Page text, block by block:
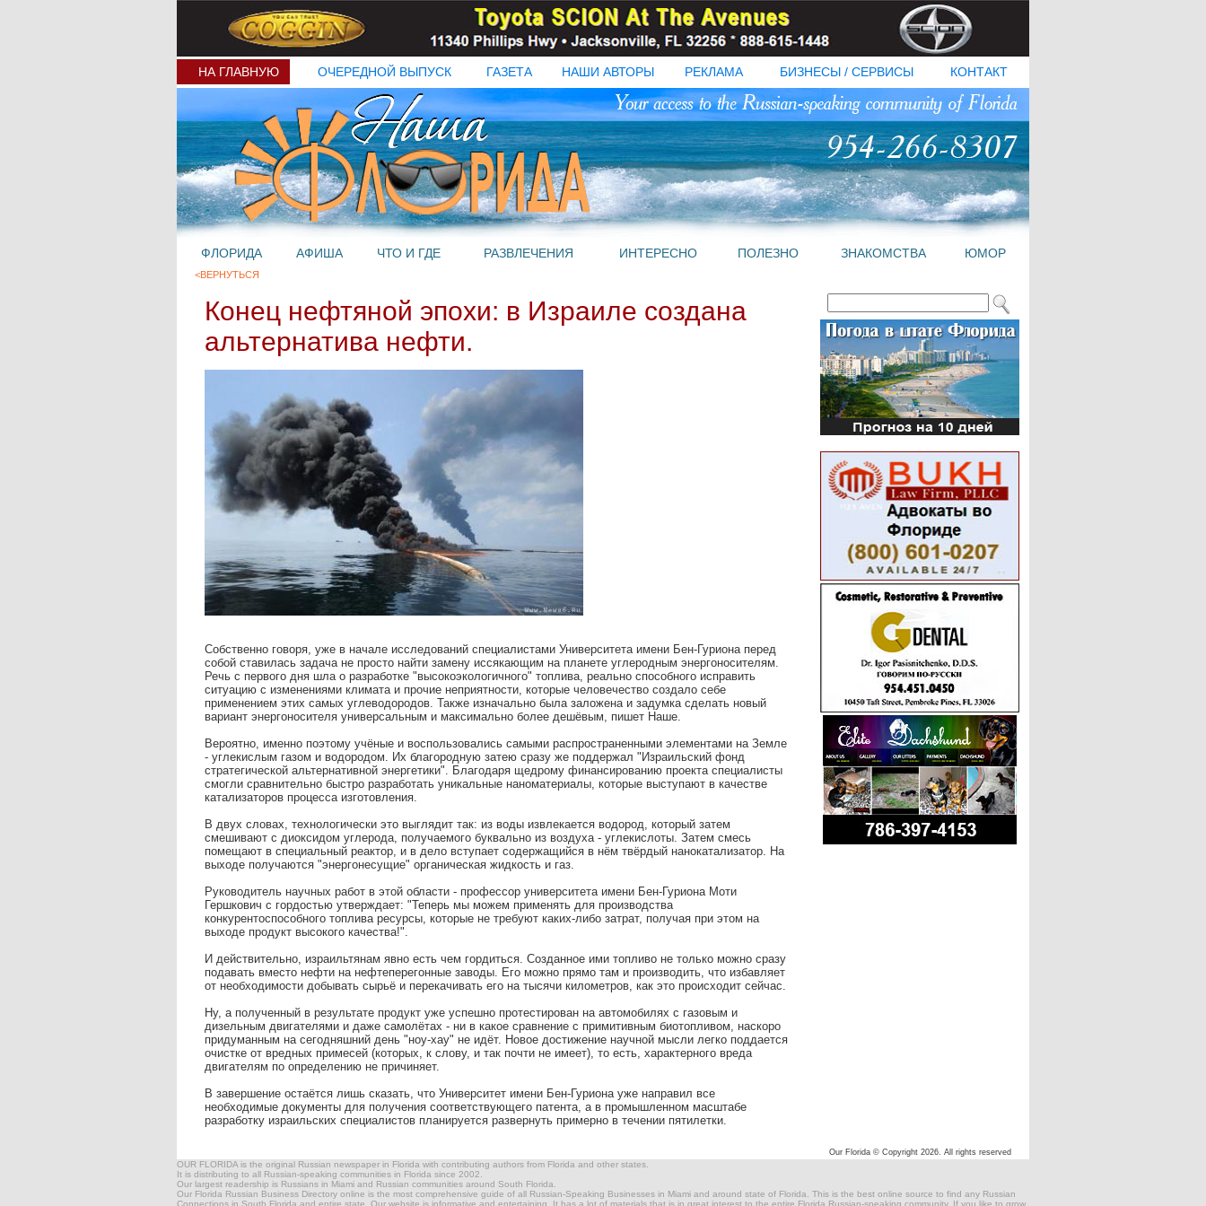
НА ГЛАВНУЮ ОЧЕРЕДНОЙ ВЫПУСК ГАЗЕТА НАШИ АВТОРЫ РЕКЛАМА БИЗНЕСЫ / СЕРВИСЫ КОНТАКТ
ФЛОРИДА АФИША ЧТО И ГДЕ РАЗВЛЕЧЕНИЯ ИНТЕРЕСНО ПОЛЕЗНО ЗНАКОМСТВА ЮМОР
<ВЕРНУТЬСЯ
Конец нефтяной эпохи: в Израиле создана
альтернатива нефти.
Собственно говоря, уже в начале исследований специалистами Университета имени Бен-Гуриона перед
собой ставилась задача не просто найти замену иссякающим на планете углеродным энергоносителям.
Речь с первого дня шла о разработке "высокоэкологичного" топлива, реально способного исправить
ситуацию с изменениями климата и прочие неприятности, которые человечество создало себе
применением этих самых углеводородов. Также изначально была заложена и задумка сделать новый
вариант энергоносителя универсальным и максимально более дешёвым, пишет Наше.
Вероятно, именно поэтому учёные и воспользовались самыми распространенными элементами на Земле
- углекислым газом и водородом. Их благородную затею сразу же поддержал "Израильский фонд
стратегической альтернативной энергетики". Благодаря щедрому финансированию проекта специалисты
смогли сравнительно быстро разработать уникальные наноматериалы, которые выступают в качестве
катализаторов процесса изготовления.
В двух словах, технологически это выглядит так: из воды извлекается водород, который затем
смешивают с диоксидом углерода, получаемого буквально из воздуха - углекислоты. Затем смесь
помещают в специальный реактор, и в дело вступает содержащийся в нём твёрдый нанокатализатор. На
выходе получаются "энергонесущие" органическая жидкость и газ.
Руководитель научных работ в этой области - профессор университета имени Бен-Гуриона Моти
Гершкович с гордостью утверждает: "Теперь мы можем применять для производства
конкурентоспособного топлива ресурсы, которые не требуют каких-либо затрат, получая при этом на
выходе продукт высокого качества!".
И действительно, израильтянам явно есть чем гордиться. Созданное ими топливо не только можно сразу
подавать вместо нефти на нефтеперегонные заводы. Его можно прямо там и производить, что избавляет
от необходимости добывать сырьё и перекачивать его на тысячи километров, как это происходит сейчас.
Ну, а полученный в результате продукт уже успешно протестирован на автомобилях с газовым и
дизельным двигателями и даже самолётах - ни в какое сравнение с примитивным биотопливом, наскоро
придуманным на сегодняшний день "ноу-хау" не идёт. Новое достижение научной мысли легко поддается
очистке от вредных примесей (которых, к слову, и так почти не имеет), то есть, характерного вреда
двигателям по определению не причиняет.
В завершение остаётся лишь сказать, что Университет имени Бен-Гуриона уже направил все
необходимые документы для получения соответствующего патента, а в промышленном масштабе
разработку израильских специалистов планируется развернуть примерно в течении пятилетки.
Our Florida © Copyright 2026. All rights reserved
OUR FLORIDA is the original Russian newspaper in Florida with contributing authors from Florida and other states.
It is distributing to all Russian-speaking communities in Florida since 2002.
Our largest readership is Russians in Miami and Russian communities around South Florida.
Our Florida Russian Business Directory online is the most comprehensive guide of all Russian-Speaking Businesses in Miami and around state of Florida. This is the best online source to find any Russian
Connections in South Florida and entire state. Our website is informative and entertaining. It has a lot of materials that is in great interest to the entire Florida Russian-speaking community. If you like to grow